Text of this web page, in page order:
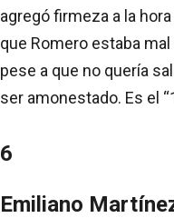
agregó firmeza a la
que Romero estaba
pese a que no quería
ser amonestado. Es el
6
Emiliano